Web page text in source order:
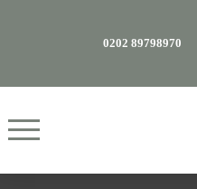
0202 89798970